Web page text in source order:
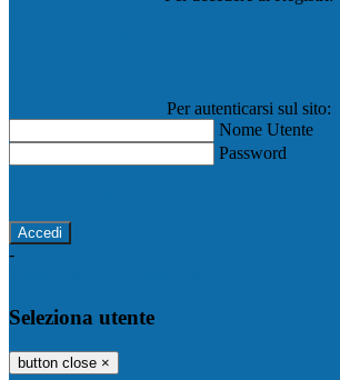
Per autenticarsi sul sito:
Nome Utente
Password
-
Seleziona utente
button close ×